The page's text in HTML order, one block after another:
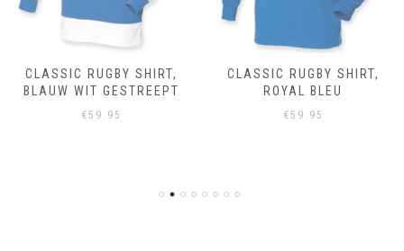
CLASSIC RUGBY SHIRT,
BLAUW WIT GESTREEPT
€59.95
CLASSIC RUGBY SHIRT,
ROYAL BLEU
€59.95